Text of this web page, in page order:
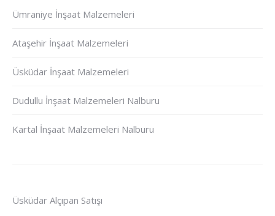
Ümraniye İnşaat Malzemeleri
Ataşehir İnşaat Malzemeleri
Üsküdar İnşaat Malzemeleri
Dudullu İnşaat Malzemeleri Nalburu
Kartal İnşaat Malzemeleri Nalburu
Üsküdar Alçıpan Satışı